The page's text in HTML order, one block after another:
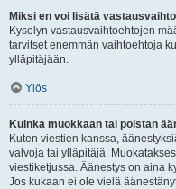
Miksi en voi lisätä
Kyselyn vastausvaihtoehtojen
tarvitset enemmän vaihtoehtoja
ylläpitäjään.
Ylös
Kuinka muokkaan tai poistan
Kuten viestien kanssa,
valvoja tai ylläpitäjä.
viestiketjussa. Äänestys on aina
Jos kukaan ei ole vielä